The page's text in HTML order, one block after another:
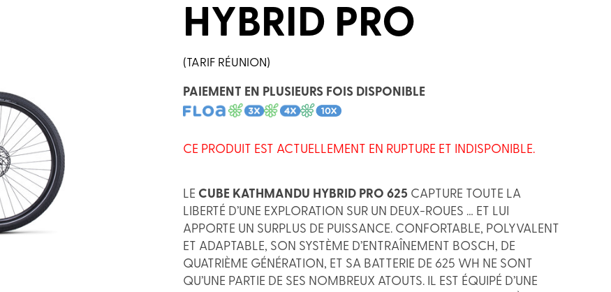
HYBRID PRO
(TARIF RÉUNION)
PAIEMENT EN PLUSIEURS FOIS DISPONIBLE
CE PRODUIT EST ACTUELLEMENT EN RUPTURE ET INDISPONIBLE.
LE CUBE KATHMANDU HYBRID PRO 625 CAPTURE TOUTE LA
LIBERTÉ D’UNE EXPLORATION SUR UN DEUX-ROUES … ET LUI
APPORTE UN SURPLUS DE PUISSANCE. CONFORTABLE, POLYVALENT
ET ADAPTABLE, SON SYSTÈME D’ENTRAÎNEMENT BOSCH, DE
QUATRIÈME GÉNÉRATION, ET SA BATTERIE DE 625 WH NE SONT
QU’UNE PARTIE DE SES NOMBREUX ATOUTS. IL EST ÉQUIPÉ D’UNE